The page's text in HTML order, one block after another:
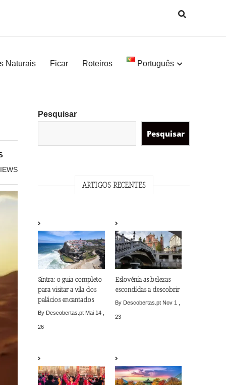
Naturais Ficar Roteiros Português
Pesquisar
Pesquisar
ARTIGOS RECENTES
Sintra: o guia completo
para visitar a vila dos
palácios encantados
By Descobertas.pt Mai 14 ,
26
Eslovénia as belezas
escondidas a descobrir
By Descobertas.pt Nov 1 ,
23